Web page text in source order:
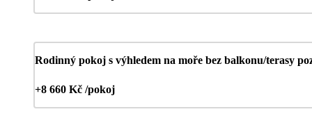
Rodinný pokoj s výhledem na moře bez balkonu/terasy
+8 660 Kč /pokoj